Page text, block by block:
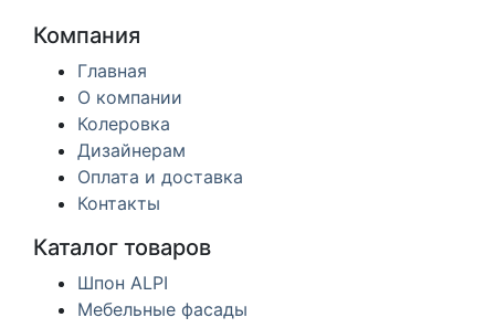
Компания
Главная
О компании
Колеровка
Дизайнерам
Оплата и доставка
Контакты
Каталог товаров
Шпон ALPI
Мебельные фасады